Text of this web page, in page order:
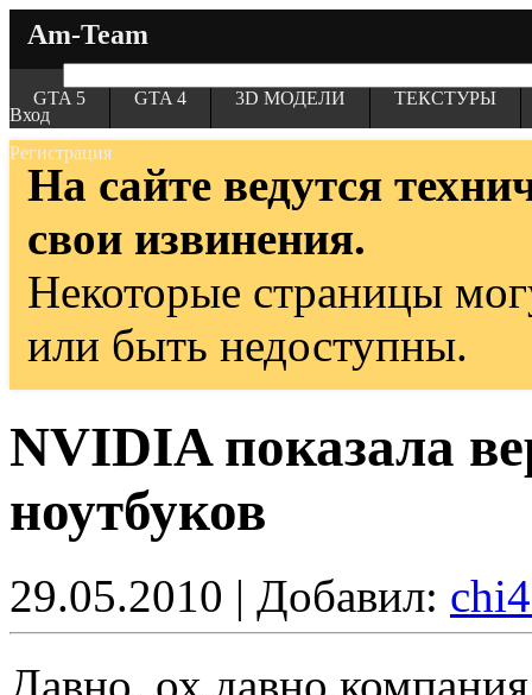
Am-Team
Вход
Регистрация
GTA 5 GTA 4 3D МОДЕЛИ ТЕКСТУРЫ
На сайте ведутся
свои извинения.
Некоторые страницы
или быть недоступны.
NVIDIA показала
ноутбуков
29.05.2010 | Добавил:
Давно, ох давно